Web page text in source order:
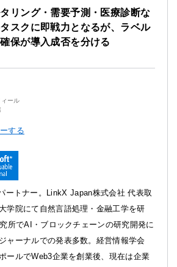
リング・需要予測・医療診断な
スクに即戦力となるが、ラベル
保が導入成否を分ける
ール
する
ートナー。LinkX Japan株式会社 代表取
学院にて自然言語処理・金融工学を研
所でAI・ブロックチェーンの研究開発に
ャーナルでの発表多数。経営情報学会
ールでWeb3企業を創業後、現在は企業